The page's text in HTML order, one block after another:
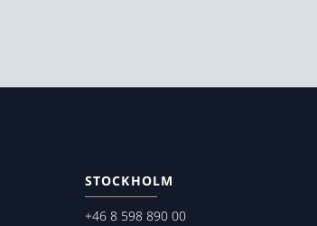
STOCKHOLM
+46 8 598 890 00